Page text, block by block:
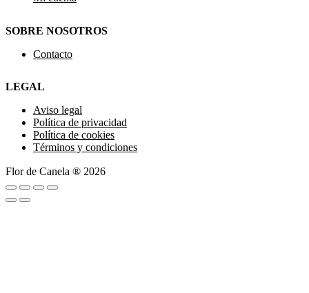
SOBRE NOSOTROS
Contacto
LEGAL
Aviso legal
Política de privacidad
Política de cookies
Términos y condiciones
Flor de Canela ® 2026